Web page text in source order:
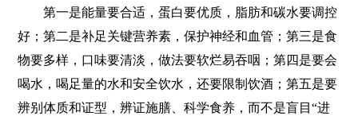
第一是能量要合适，蛋白要优质，脂肪和碳水要调控
好；第二是补足关键营养素，保护神经和血管；第三是食
物要多样，口味要清淡，做法要软烂易吞咽；第四是要会
喝水，喝足量的水和安全饮水，还要限制饮酒；第五是要
辨别体质和证型，辨证施膳、科学食养，而不是盲目“进